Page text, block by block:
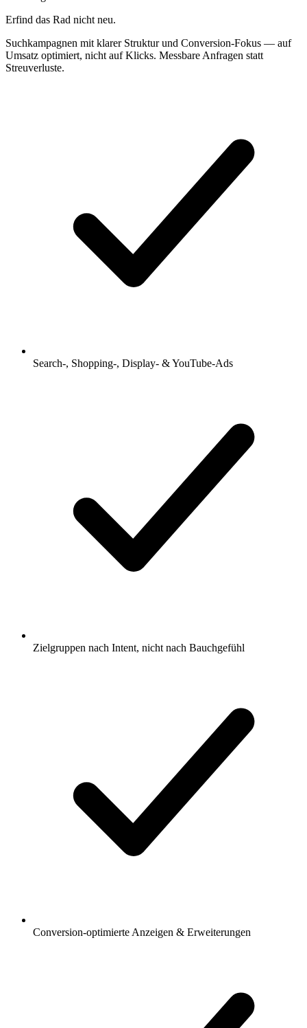
Erfind das Rad nicht neu.
Suchkampagnen mit klarer Struktur und Conversion-Fokus — auf
Umsatz optimiert, nicht auf Klicks. Messbare Anfragen statt
Streuverluste.
Search-, Shopping-, Display- & YouTube-Ads
Zielgruppen nach Intent, nicht nach Bauchgefühl
Conversion-optimierte Anzeigen & Erweiterungen